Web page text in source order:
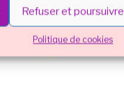
Refuser et poursuivre
Politique de cookies